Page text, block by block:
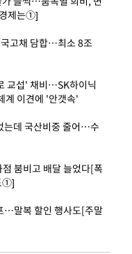
제는①]
고채 담합…최소 8조
교섭' 채비…SK하이닉
계 이견에 '안갯속'
는데 국산비중 줄어…수
붐비고 배달 늘었다[폭
①]
…말복 할인 행사도[주말